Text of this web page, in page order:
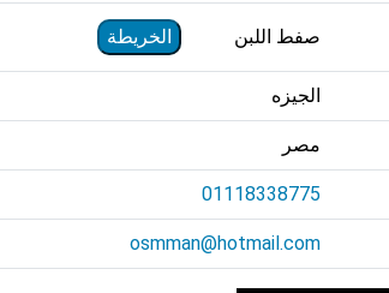
صفط اللبن الخريطة
الجيزه
مصر
01118338775
osmman@hotmail.com